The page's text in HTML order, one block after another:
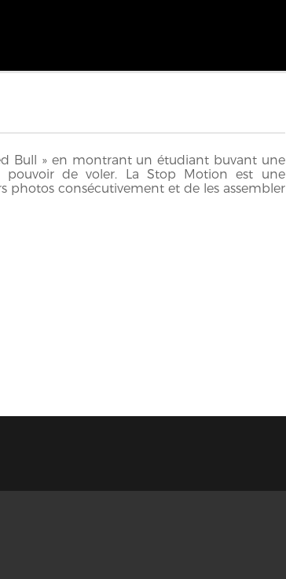
Bull » en montrant un étudiant buvant une
de voler. La Stop Motion est une
photos consécutivement et de les assembler